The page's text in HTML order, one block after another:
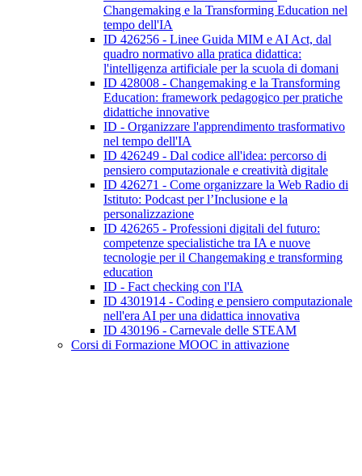
Changemaking e la Transforming Education nel
tempo dell'IA
ID 426256 - Linee Guida MIM e AI Act, dal
quadro normativo alla pratica didattica:
l'intelligenza artificiale per la scuola di domani
ID 428008 - Changemaking e la Transforming
Education: framework pedagogico per pratiche
didattiche innovative
ID - Organizzare l'apprendimento trasformativo
nel tempo dell'IA
ID 426249 - Dal codice all'idea: percorso di
pensiero computazionale e creatività digitale
ID 426271 - Come organizzare la Web Radio di
Istituto: Podcast per l’Inclusione e la
personalizzazione
ID 426265 - Professioni digitali del futuro:
competenze specialistiche tra IA e nuove
tecnologie per il Changemaking e transforming
education
ID - Fact checking con l'IA
ID 4301914 - Coding e pensiero computazionale
nell'era AI per una didattica innovativa
ID 430196 - Carnevale delle STEAM
Corsi di Formazione MOOC in attivazione